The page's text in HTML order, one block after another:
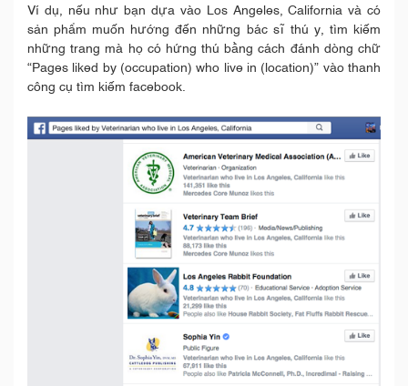
Ví dụ, nếu như bạn dựa vào Los Angeles, California và có
sản phẩm muốn hướng đến những bác sĩ thú y, tìm kiếm
những trang mà họ có hứng thú bằng cách đánh dòng chữ
“Pages liked by (occupation) who live in (location)” vào thanh
công cụ tìm kiếm facebook.